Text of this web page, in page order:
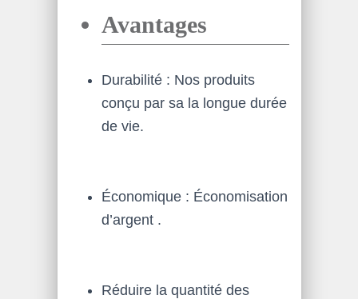
Avantages
Durabilité : Nos produits
conçu par sa la longue durée
de vie.
Économique : Économisation
d’argent .
Réduire la quantité des